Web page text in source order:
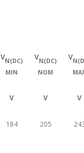
VN(DC)
MIN
VN(DC)
NOM
V
V V V
184 205